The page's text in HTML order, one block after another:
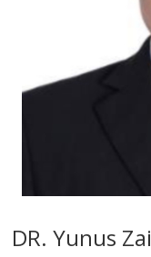
DR. Yunus